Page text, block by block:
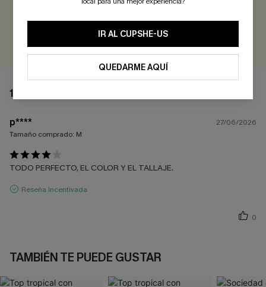
EVALUAR
1 COMENTARIO
p****
27/06/2026
Tamaño comprado: M
TODO PERFECTO, EL COLOR Y EL TALLAJE.
Reseña Incentivada
0
TAMBIÉN TE PUEDE GUSTAR
IR AL CUPSHE-US
QUEDARME AQUÍ